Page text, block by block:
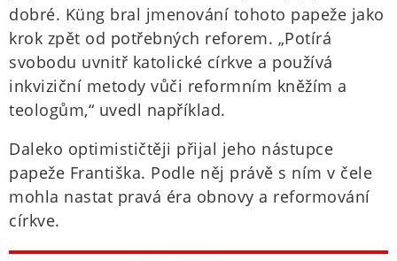
dobré. Küng bral jmenování tohoto papeže jako
krok zpět od potřebných reforem. „Potírá
svobodu uvnitř katolické církve a používá
inkviziční metody vůči reformním kněžím a
teologům,“ uvedl například.
Daleko optimističtěji přijal jeho nástupce
papeže Františka. Podle něj právě s ním v čele
mohla nastat pravá éra obnovy a reformování
církve.